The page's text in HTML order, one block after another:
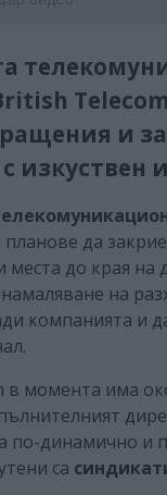
и
изкуствен
планове да
места до края на
на
компанията и
в момента има
по-динамично и
са